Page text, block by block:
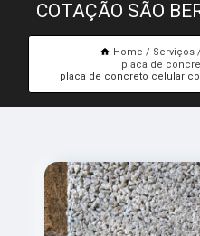
COTAÇÃO SÃO
Home Serviços
placa de
placa de concreto celular